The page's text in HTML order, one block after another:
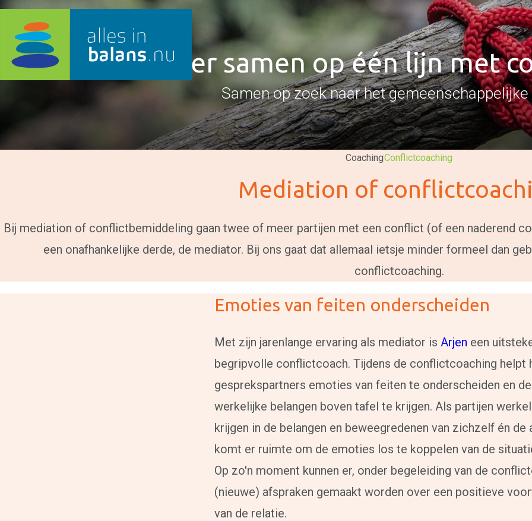
Kom weer samen op één lijn met
Samen op zoek naar het gemeenschappelijke
CoachingConflictcoaching
Mediation of
Bij mediation of conflictbemiddeling gaan twee of meer partijen met een conflict (of een naderend
een onafhankelijke derde, de mediator. Bij ons gaat dat allemaal ietsje minder formeel dan
conflictcoaching.
Emoties van feiten onderscheiden
Met zijn jarenlange ervaring als mediator is Arjen een
begripvolle conflictcoach. Tijdens de conflictcoaching helpt
gesprekspartners emoties van feiten te onderscheiden en de
werkelijke belangen boven tafel te krijgen. Als partijen
krijgen in de belangen en beweegredenen van zichzelf én de
komt er ruimte om de emoties los te koppelen van de
Op zo'n moment kunnen er, onder begeleiding van de
(nieuwe) afspraken gemaakt worden over een positieve
van de relatie.